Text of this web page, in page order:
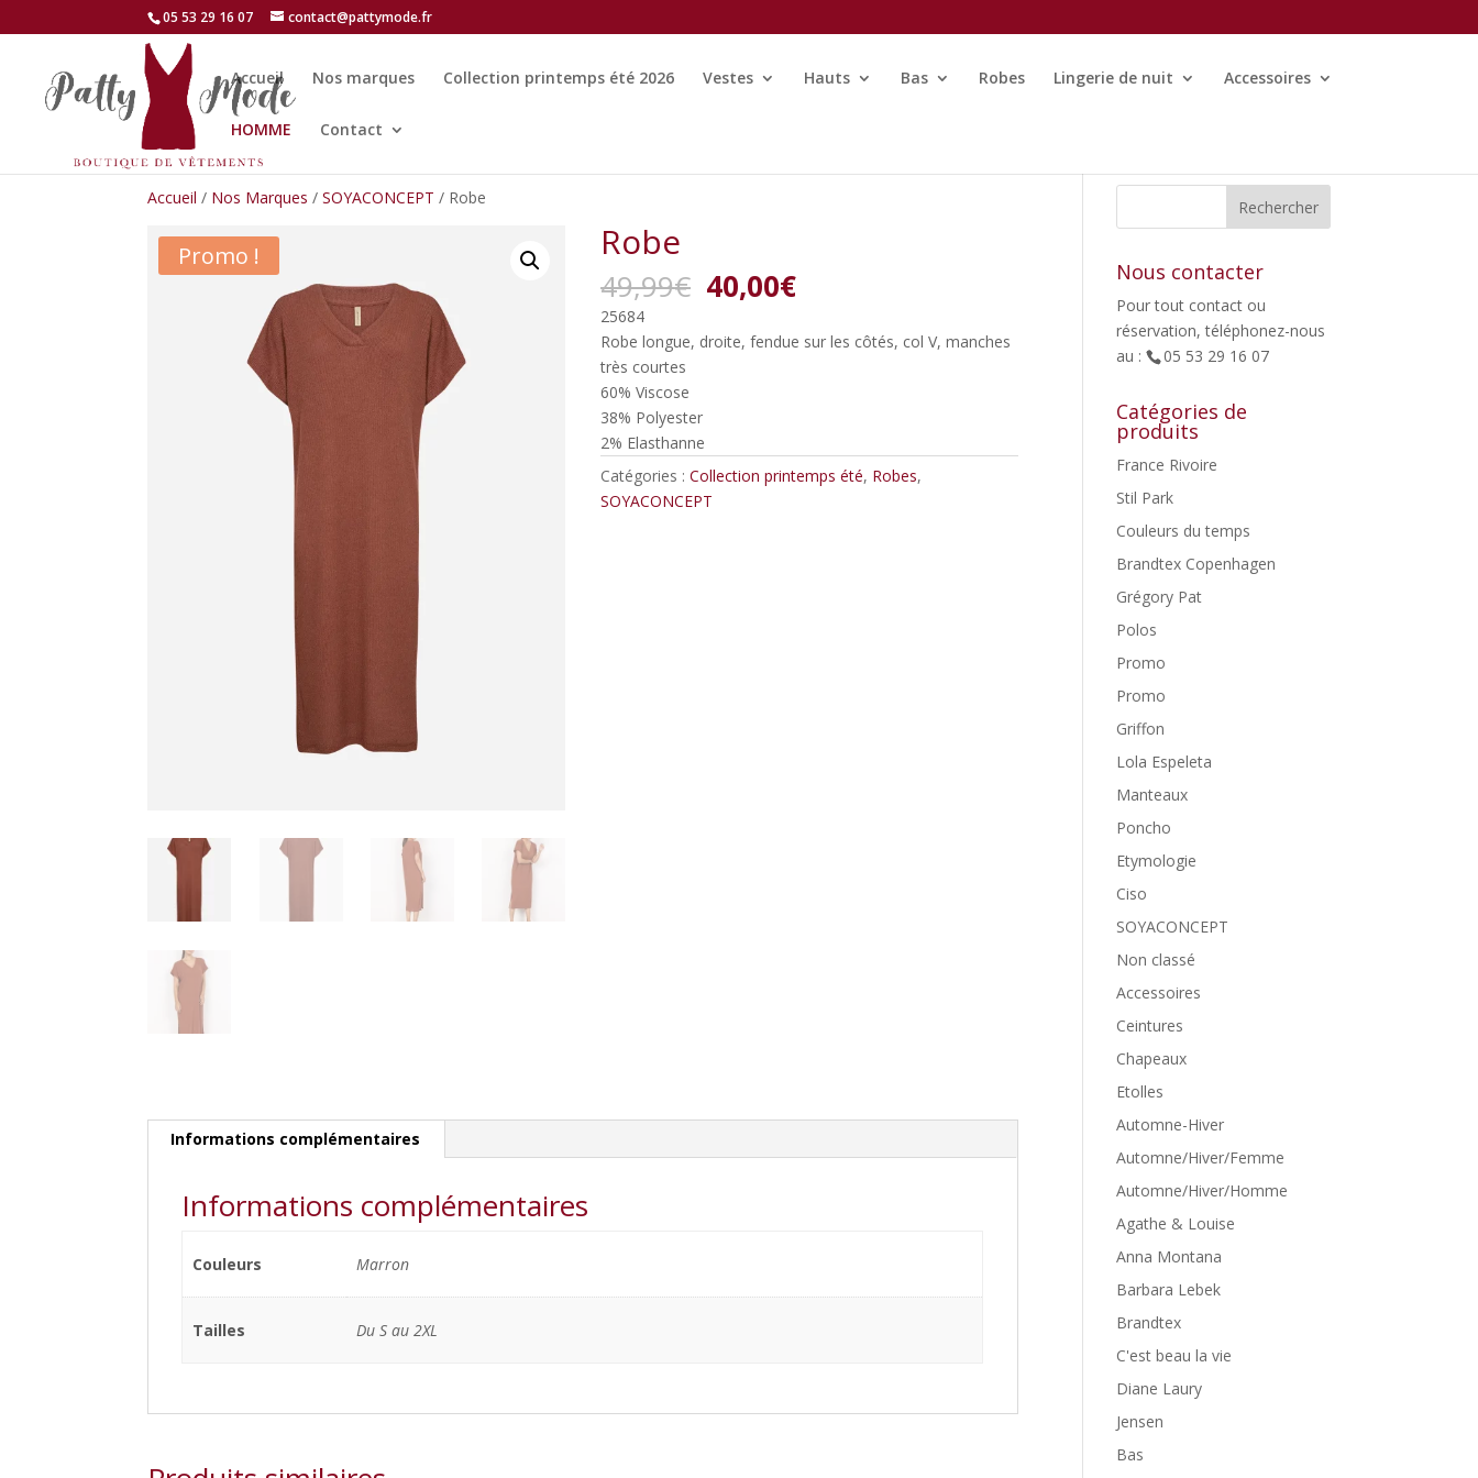
05 53 29 16 07 contact@pattymode.fr
Accueil Nos marques Collection printemps été 2026 Vestes Hauts Bas Robes Lingerie de nuit Accessoires
HOMME Contact
Accueil / Nos Marques /SOYACONCEPT / Robe
Promo ! Robe
49,99€ Le
prix
initial
était :
40,00€Le
actuel
est :
25684
Robe longue, droite, fendue sur les côtés, col V, manches
très courtes
60% Viscose
38% Polyester
2% Elasthanne
Catégories :Collection printemps été, Robes,
SOYACONCEPT
Informations complémentaires
Informations complémentaires
Couleurs Marron
Tailles Du S au 2XL
Nous contacter
Pour tout contact ou
réservation, téléphonez-nous
au :
05 53 29 16 07
Catégories de
produits
France Rivoire
Stil Park
Couleurs du temps
Brandtex Copenhagen
Grégory Pat
Polos
Promo
Promo
Griffon
Lola Espeleta
Manteaux
Poncho
Etymologie
Ciso
SOYACONCEPT
Non classé
Accessoires
Ceintures
Chapeaux
Etolles
Automne-Hiver
Automne/Hiver/Femme
Automne/Hiver/Homme
Agathe & Louise
Anna Montana
Barbara Lebek
Brandtex
C'est beau la vie
Diane Laury
Jensen
Bas